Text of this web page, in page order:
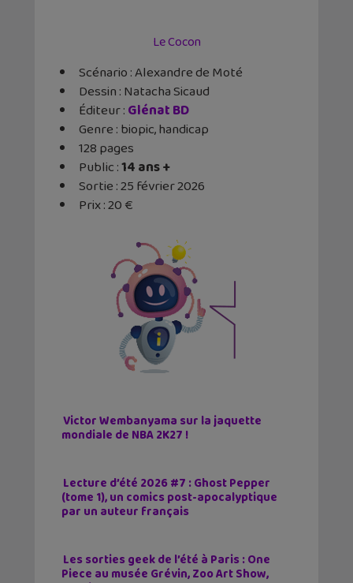
Le Cocon
Scénario : Alexandre de Moté
Dessin : Natacha Sicaud
Éditeur ‏:Glénat BD
Genre : biopic, handicap
128 pages
Public :14 ans +
Sortie : 25 février 2026
Prix : 20 €
Victor Wembanyama sur la jaquette
mondiale de NBA 2K27 !
Lecture d’été 2026 #7 : Ghost Pepper
(tome 1), un comics post-apocalyptique
par un auteur français
Les sorties geek de l’été à Paris : One
Piece au musée Grévin, Zoo Art Show,